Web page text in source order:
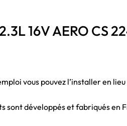
16V AERO CS
vous pouvez l’installer en
sont développés et fabriqués en